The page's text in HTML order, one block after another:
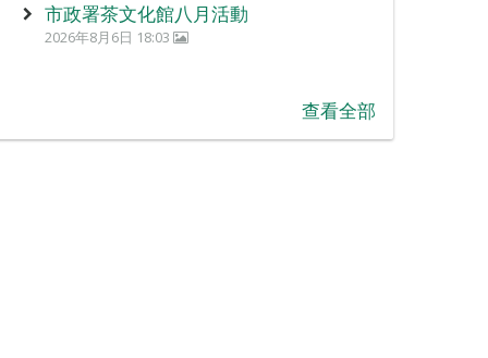
市政署茶文化館八月活動
2026年8月6日 18:03
查看全部